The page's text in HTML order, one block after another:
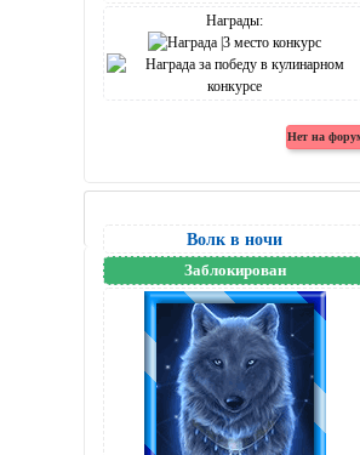
Награды:
Волк в ночи
Заблокирован